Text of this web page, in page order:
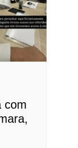
com